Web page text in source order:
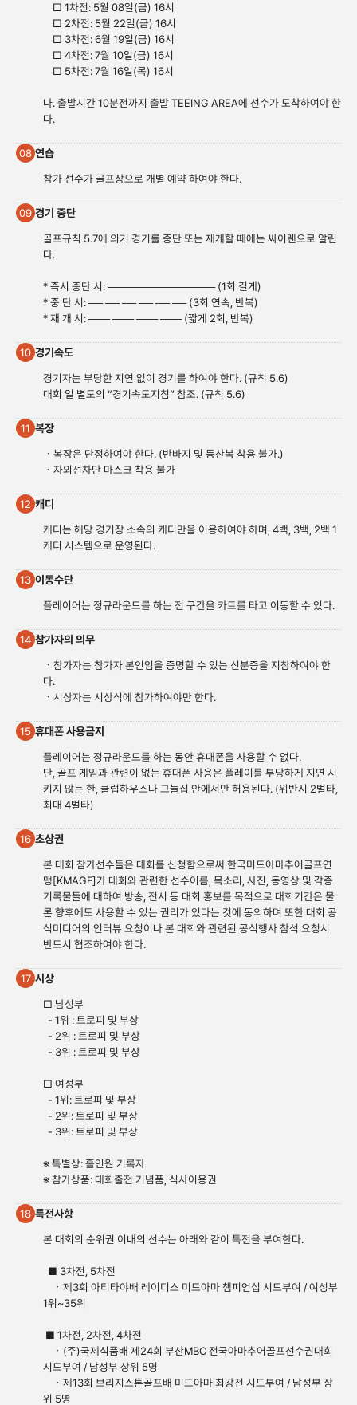
□ 1차전: 5월 08일(금) 16시
□ 2차전: 5월 22일(금) 16시
□ 3차전: 6월 19일(금) 16시
□ 4차전: 7월 10일(금) 16시
□ 5차전: 7월 16일(목) 16시
나. 출발시간 10분전까지 출발 TEEING AREA에 선수가 도착하여야 한
다.
08 연습
참가 선수가 골프장으로 개별 예약 하여야 한다.
09 경기 중단
골프규칙 5.7에 의거 경기를 중단 또는 재개할 때에는 싸이렌으로 알린
다.
* 즉시 중단 시: ─────────────── (1회 길게)
* 중 단 시: ── ── ── ── ── ── (3회 연속, 반복)
* 재 개 시: ─── ─── ─── ─── (짧게 2회, 반복)
10 경기속도
경기자는 부당한 지연 없이 경기를 하여야 한다. (규칙 5.6)
대회 일 별도의 “경기속도지침” 참조. (규칙 5.6)
11 복장
ㆍ복장은 단정하여야 한다. (반바지 및 등산복 착용 불가.)
ㆍ자외선차단 마스크 착용 불가
12 캐디
캐디는 해당 경기장 소속의 캐디만을 이용하여야 하며, 4백, 3백, 2백 1
캐디 시스템으로 운영된다.
13 이동수단
플레이어는 정규라운드를 하는 전 구간을 카트를 타고 이동할 수 있다.
14 참가자의 의무
ㆍ참가자는 참가자 본인임을 증명할 수 있는 신분증을 지참하여야 한
다.
ㆍ시상자는 시상식에 참가하여야만 한다.
15 휴대폰 사용금지
플레이어는 정규라운드를 하는 동안 휴대폰을 사용할 수 없다.
단, 골프 게임과 관련이 없는 휴대폰 사용은 플레이를 부당하게 지연 시
키지 않는 한, 클럽하우스나 그늘집 안에서만 허용된다. (위반시 2벌타,
최대 4벌타)
16 초상권
본 대회 참가선수들은 대회를 신청함으로써 한국미드아마추어골프연
맹[KMAGF]가 대회와 관련한 선수이름, 목소리, 사진, 동영상 및 각종
기록물들에 대하여 방송, 전시 등 대회 홍보를 목적으로 대회기간은 물
론 향후에도 사용할 수 있는 권리가 있다는 것에 동의하며 또한 대회 공
식미디어의 인터뷰 요청이나 본 대회와 관련된 공식행사 참석 요청시
반드시 협조하여야 한다.
17 시상
□ 남성부
- 1위 : 트로피 및 부상
- 2위 : 트로피 및 부상
- 3위 : 트로피 및 부상
□ 여성부
- 1위: 트로피 및 부상
- 2위: 트로피 및 부상
- 3위: 트로피 및 부상
※ 특별상: 홀인원 기록자
※ 참가상품: 대회출전 기념품, 식사이용권
18 특전사항
본 대회의 순위권 이내의 선수는 아래와 같이 특전을 부여한다.
■ 3차전, 5차전
ㆍ제3회 아티타야배 레이디스 미드아마 챔피언십 시드부여 / 여성부
1위~35위
■ 1차전, 2차전, 4차전
ㆍ(주)국제식품배 제24회 부산MBC 전국아마추어골프선수권대회
시드부여 / 남성부 상위 5명
ㆍ제13회 브리지스톤골프배 미드아마 최강전 시드부여 / 남성부 상
위 5명